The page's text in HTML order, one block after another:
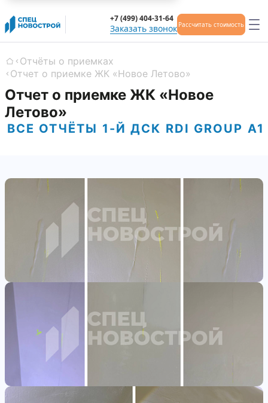
Заказать звонок
+7 (499) 404-31-64
Рассчитать стоимость
Главная
Отчёты о приемках
Отчет о приемке ЖК «Новое Летово»
Отчет о приемке ЖК «Новое
Летово»
ВСЕ ОТЧЁТЫ 1-Й ДСК RDI GROUP